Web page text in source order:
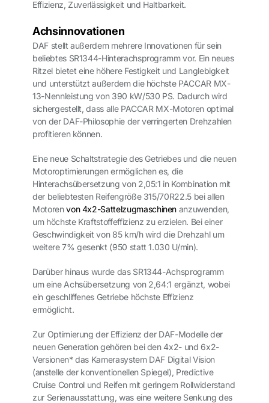
Effizienz, Zuverlässigkeit und Haltbarkeit.
Achsinnovationen
DAF stellt außerdem mehrere Innovationen für sein
beliebtes SR1344-Hinterachsprogramm vor. Ein neues
Ritzel bietet eine höhere Festigkeit und Langlebigkeit
und unterstützt außerdem die höchste PACCAR MX-
13-Nennleistung von 390 kW/530 PS. Dadurch wird
sichergestellt, dass alle PACCAR MX-Motoren optimal
von der DAF-Philosophie der verringerten Drehzahlen
profitieren können.
Eine neue Schaltstrategie des Getriebes und die neuen
Motoroptimierungen ermöglichen es, die
Hinterachsübersetzung von 2,05:1 in Kombination mit
der beliebtesten Reifengröße 315/70R22.5 bei allen
Motorenvon 4x2-Sattelzugmaschinen anzuwenden,
um höchste Kraftstoffeffizienz zu erzielen. Bei einer
Geschwindigkeit von 85 km/h wird die Drehzahl um
weitere 7% gesenkt (950 statt 1.030 U/min).
Darüber hinaus wurde das SR1344-Achsprogramm
um eine Achsübersetzung von 2,64:1 ergänzt, wobei
ein geschliffenes Getriebe höchste Effizienz
ermöglicht.
Zur Optimierung der Effizienz der DAF-Modelle der
neuen Generation gehören bei den 4x2- und 6x2-
Versionen* das Kamerasystem DAF Digital Vision
(anstelle der konventionellen Spiegel), Predictive
Cruise Control und Reifen mit geringem Rollwiderstand
zur Serienausstattung, was eine weitere Senkung des